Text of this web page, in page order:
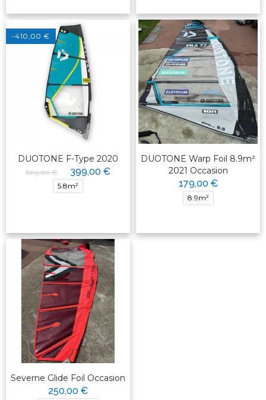
-410,00 €
DUOTONE F-Type 2020
809,00 € 399,00 €
5.8m²
DUOTONE Warp Foil 8.9m²
2021 Occasion
179,00 €
8.9m²
Severne Glide Foil Occasion
250,00 €